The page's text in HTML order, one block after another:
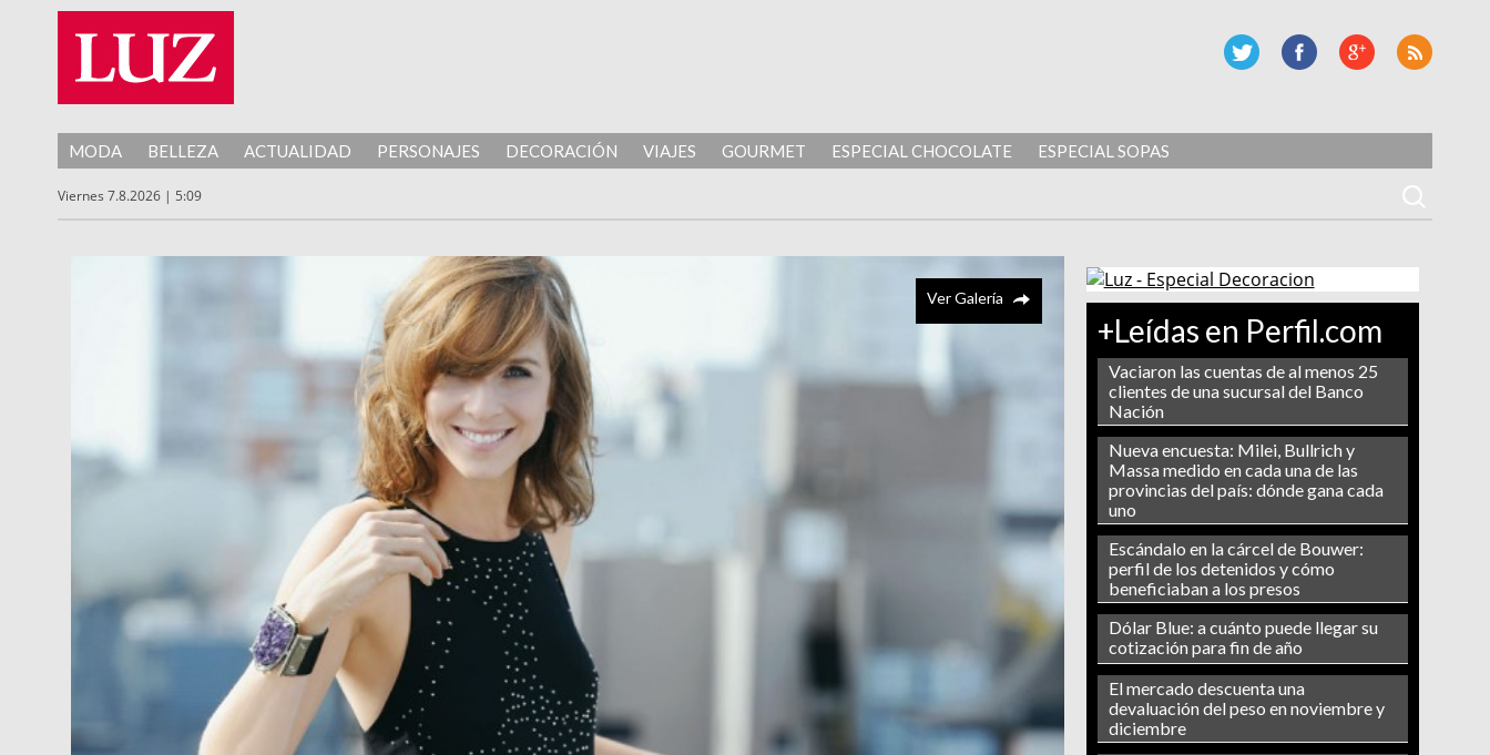
MODA BELLEZA ACTUALIDAD PERSONAJES DECORACIÓN VIAJES GOURMET ESPECIAL CHOCOLATE ESPECIAL SOPAS
Viernes 7.8.2026 | 5:09
+Leídas en Perfil.com
Vaciaron las cuentas de al menos 25
clientes de una sucursal del Banco
Nación
Nueva encuesta: Milei, Bullrich y
Massa medido en cada una de las
provincias del país: dónde gana cada
uno
Escándalo en la cárcel de Bouwer:
perfil de los detenidos y cómo
beneficiaban a los presos
Dólar Blue: a cuánto puede llegar su
cotización para fin de año
El mercado descuenta una
devaluación del peso en noviembre y
diciembre
Ver Galería